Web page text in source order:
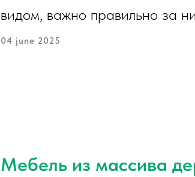
видом, важно правильно за
04 june 2025
Мебель из массива